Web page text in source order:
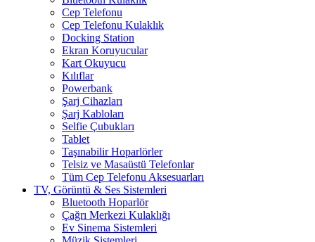
Cep Telefonu
Cep Telefonu Kulaklık
Docking Station
Ekran Koruyucular
Kart Okuyucu
Kılıflar
Powerbank
Şarj Cihazları
Şarj Kabloları
Selfie Çubukları
Tablet
Taşınabilir Hoparlörler
Telsiz ve Masaüstü Telefonlar
Tüm Cep Telefonu Aksesuarları
TV, Görüntü & Ses Sistemleri
Bluetooth Hoparlör
Çağrı Merkezi Kulaklığı
Ev Sinema Sistemleri